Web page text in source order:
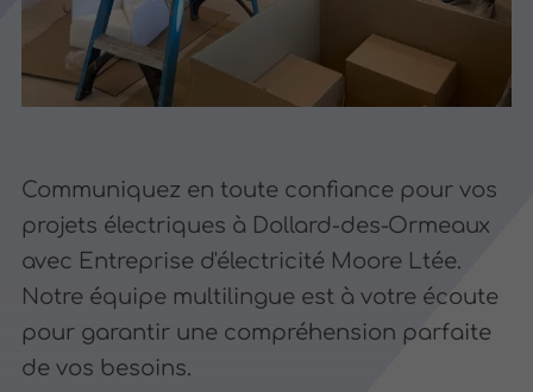
Communiquez en toute confiance pour vos
projets électriques à Dollard-des-Ormeaux
avec Entreprise d'électricité Moore Ltée.
Notre équipe multilingue est à votre écoute
pour garantir une compréhension parfaite
de vos besoins.